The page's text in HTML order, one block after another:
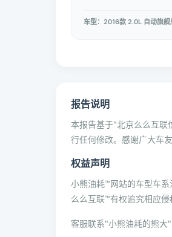
车型：2016款 2.0L 自动旗舰
报告说明
本报告基于"北京么么互联
行任何修改。感谢广大车
权益声明
小熊油耗™网站的车型车
么么互联™有权追究相应侵
客服联系"小熊油耗的熊大